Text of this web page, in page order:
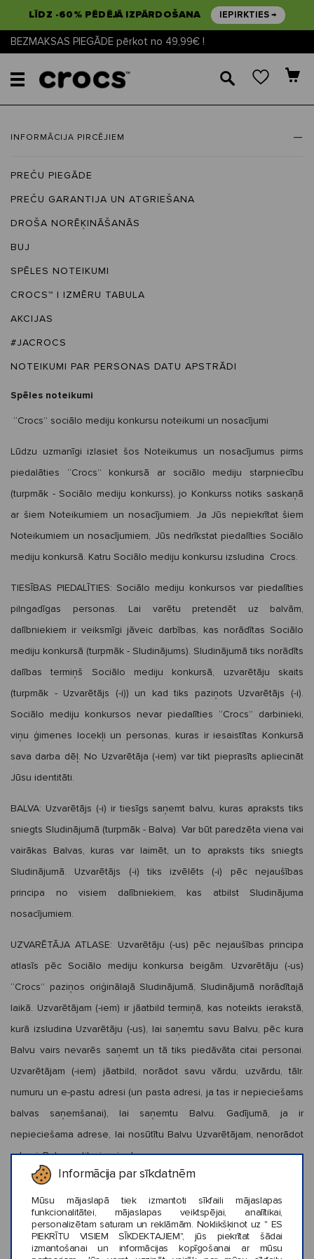
LĪDZ -60% PĒDĒJĀ IZPĀRDOŠANA IEPIRKTIES →
BEZMAKSAS PIEGĀDE pērkot no 49,99€ !
🔎
Informācija par sīkdatnēm
Mūsu mājaslapā tiek izmantoti sīkfaili mājaslapas
funkcionalitātei, mājaslapas veiktspējai, analītikai,
personalizētam saturam un reklāmām. Noklikšķinot uz " ES
PIEKRĪTU VISIEM SĪKDEKTAJIEM", jūs piekrītat šādai
izmantošanai un informācijas kopīgošanai ar mūsu
INFORMĀCIJA PIRCĒJIEM
PREČU PIEGĀDE
PREČU GARANTIJA UN ATGRIEŠANA
DROŠA NORĒĶINĀŠANĀS
BUJ
SPĒLES NOTEIKUMI
CROCS™ | IZMĒRU TABULA
AKCIJAS
#JACROCS
NOTEIKUMI PAR PERSONAS DATU APSTRĀDI
Spēles noteikumi
“Crocs” sociālo mediju konkursu noteikumi un nosacījumi
Lūdzu uzmanīgi izlasiet šos Noteikumus un nosacījumus pirms
piedalāties “Crocs” konkursā ar sociālo mediju starpniecību
(turpmāk - Sociālo mediju konkurss), jo Konkurss notiks saskaņā
ar šiem Noteikumiem un nosacījumiem. Ja Jūs nepiekrītat šiem
Noteikumiem un nosacījumiem, Jūs nedrīkstat piedalīties Sociālo
mediju konkursā. Katru Sociālo mediju konkursu izsludina Crocs.
TIESĪBAS PIEDALĪTIES:Sociālo mediju konkursos var piedalīties
pilngadīgas personas. Lai varētu pretendēt uz balvām,
dalībniekiem ir veiksmīgi jāveic darbības, kas norādītas Sociālo
mediju konkursā (turpmāk - Sludinājums). Sludinājumā tiks norādīts
dalības termiņš Sociālo mediju konkursā, uzvarētāju skaits
(turpmāk - Uzvarētājs (-i)) un kad tiks paziņots Uzvarētājs (-i).
Sociālo mediju konkursos nevar piedalīties “Crocs” darbinieki,
viņu ģimenes locekļi un personas, kuras ir iesaistītas Konkursā
sava darba dēļ. No Uzvarētāja (-iem) var tikt pieprasīts apliecināt
Jūsu identitāti.
BALVA: Uzvarētājs (-i) ir tiesīgs saņemt balvu, kuras apraksts tiks
sniegts Sludinājumā (turpmāk - Balva). Var būt paredzēta viena vai
vairākas Balvas, kuras var laimēt, un to apraksts tiks sniegts
Sludinājumā. Uzvarētājs (-i) tiks izvēlēts (-i) pēc nejaušības
principa no visiem dalībniekiem, kas atbilst Sludinājuma
nosacījumiem.
UZVARĒTĀJA ATLASE: Uzvarētāju (-us) pēc nejaušības principa
atlasīs pēc Sociālo mediju konkursa beigām. Uzvarētāju (-us)
“Crocs” paziņos oriģinālajā Sludinājumā, Sludinājumā norādītajā
laikā. Uzvarētājam (-iem) ir jāatbild termiņā, kas noteikts ierakstā,
kurā izsludina Uzvarētāju (-us), lai saņemtu savu Balvu, pēc kura
Balvu vairs nevarēs saņemt un tā tiks piedāvāta citai personai.
Uzvarētājam (-iem) jāatbild, norādot savu vārdu, uzvārdu, tālr.
numuru un e-pastu adresi (un pasta adresi, ja tas ir nepieciešams
balvas saņemšanai), lai saņemtu Balvu. Gadījumā, ja ir
nepieciešama adrese, lai nosūtītu Balvu Uzvarētājam, nenorādot
adresi, Balva netiks izsniegta.
DATU AIZSARDZĪBA
izmantos “Crocs” kā datu pārzinis, saskaņā ar “Crocs” privātuma
un sīkdatņu politiku, kas atrodama šeit:
https://www.crocs.lv/lv/politika/. Piedaloties Sociālo mediju